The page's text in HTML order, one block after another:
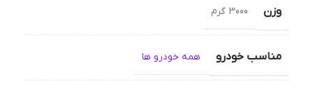
وزن 3000 گرم
مناسب خودرو همه خودرو ها